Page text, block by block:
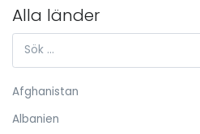
Alla länder
Afghanistan
Albanien